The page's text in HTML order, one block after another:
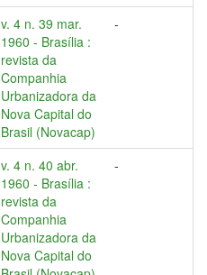
v. 4 n. 39 mar.
1960 - Brasília :
revista da
Companhia
Urbanizadora da
Nova Capital do
Brasil (Novacap)
-
v. 4 n. 40 abr.
1960 - Brasília :
revista da
Companhia
Urbanizadora da
Nova Capital do
-